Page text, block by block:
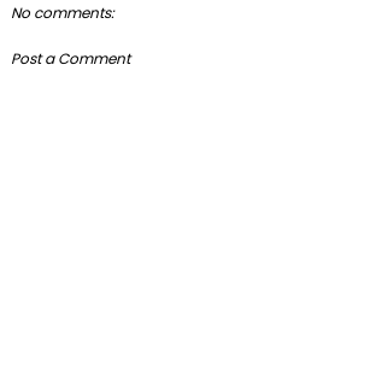
No comments:
Post a Comment